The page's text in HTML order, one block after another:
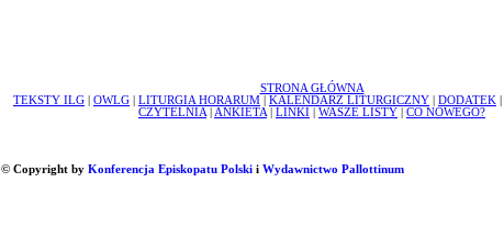
STRONA GŁÓWNA
TEKSTY ILG
OWLG LITURGIA HORARUM KALENDARZ LITURGICZNY DODATEK
CZYTELNIA
ANKIETA LINKI WASZE LISTY CO NOWEGO?
© Copyright by Konferencja Episkopatu Polskii Wydawnictwo Pallottinum